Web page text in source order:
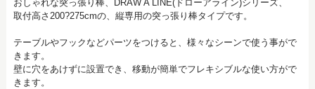
おしゃれな突っ張り棒、DRAW A LINE(ドローアライン)シリーズ、
取付高さ200?275cmの、縦専用の突っ張り棒タイプです。
テーブルやフックなどパーツをつけると、様々なシーンで使う事がで
きます。
壁に穴をあけずに設置でき、移動が簡単でフレキシブルな使い方がで
きます。